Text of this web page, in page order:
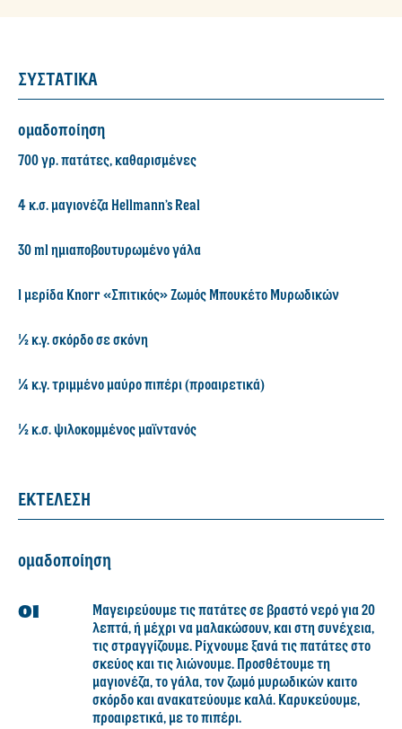
ΣΥΣΤΑΤΙΚΑ
ομαδοποίηση
700 γρ. πατάτες, καθαρισμένες
4 κ.σ. μαγιονέζα Hellmann’s Real
30 ml ημιαποβουτυρωμένο γάλα
1 μερίδα Knorr «Σπιτικός» Ζωμός Μπουκέτο Μυρωδικών
½ κ.γ. σκόρδο σε σκόνη
¼ κ.γ. τριμμένο μαύρο πιπέρι (προαιρετικά)
½ κ.σ. ψιλοκομμένος μαϊντανός
ΕΚΤΕΛΕΣΗ
ομαδοποίηση
Μαγειρεύουμε τις πατάτες σε βραστό νερό για 20
λεπτά, ή μέχρι να μαλακώσουν, και στη συνέχεια,
τις στραγγίζουμε. Ρίχνουμε ξανά τις πατάτες στο
σκεύος και τις λιώνουμε. Προσθέτουμε τη
μαγιονέζα, το γάλα, τον ζωμό μυρωδικών καιτο
σκόρδο και ανακατεύουμε καλά. Καρυκεύουμε,
προαιρετικά, με το πιπέρι.